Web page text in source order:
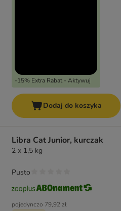
-15% Extra Rabat - Aktywuj
Dodaj do koszyka
Libra Cat Junior, kurczak
2 x 1,5 kg
pojedynczo 79,92 zł
Pusto